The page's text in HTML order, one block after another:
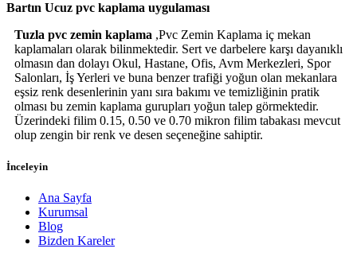
Bartın Ucuz pvc kaplama uygulaması
Tuzla pvc zemin kaplama ,Pvc Zemin Kaplama iç mekan
kaplamaları olarak bilinmektedir. Sert ve darbelere karşı dayanıklı
olmasın dan dolayı Okul, Hastane, Ofis, Avm Merkezleri, Spor
Salonları, İş Yerleri ve buna benzer trafiği yoğun olan mekanlara
eşsiz renk desenlerinin yanı sıra bakımı ve temizliğinin pratik
olması bu zemin kaplama gurupları yoğun talep görmektedir.
Üzerindeki filim 0.15, 0.50 ve 0.70 mikron filim tabakası mevcut
olup zengin bir renk ve desen seçeneğine sahiptir.
İnceleyin
Ana Sayfa
Kurumsal
Blog
Bizden Kareler